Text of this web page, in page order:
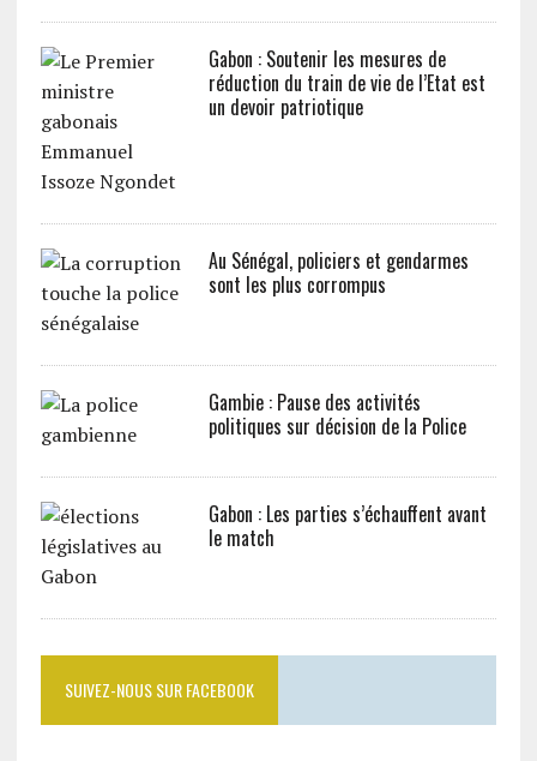
Gabon : Soutenir les mesures de
réduction du train de vie de l’Etat est
un devoir patriotique
Au Sénégal, policiers et gendarmes
sont les plus corrompus
Gambie : Pause des activités
politiques sur décision de la Police
Gabon : Les parties s’échauffent avant
le match
SUIVEZ-NOUS SUR FACEBOOK